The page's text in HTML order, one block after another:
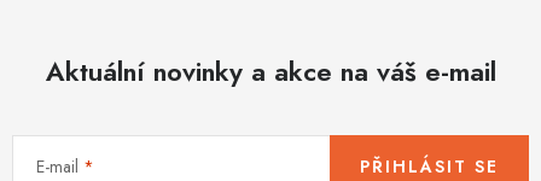
Aktuální novinky a akce na váš e-mail
E-mail PŘIHLÁSIT SE